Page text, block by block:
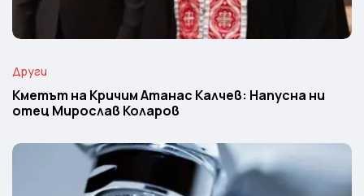
Други
Кметът на Кричим Атанас Калчев: Напусна ни
отец Мирослав Коларов